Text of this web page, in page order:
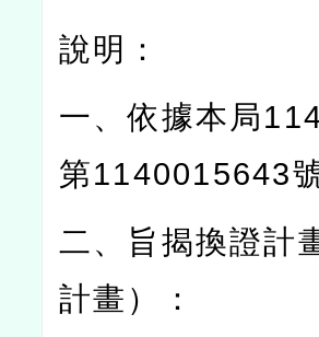
說明：
一、依據本局
第1140015643
二、旨揭換證計
計畫）：